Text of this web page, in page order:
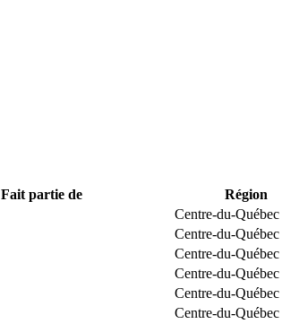
Fait partie de Région
Centre-du-Québec
Centre-du-Québec
Centre-du-Québec
Centre-du-Québec
Centre-du-Québec
Centre-du-Québec